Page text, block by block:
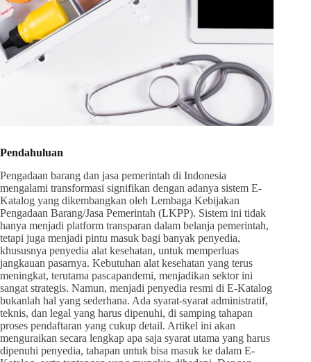
Pendahuluan
Pengadaan barang dan jasa pemerintah di Indonesia
mengalami transformasi signifikan dengan adanya sistem E-
Katalog yang dikembangkan oleh Lembaga Kebijakan
Pengadaan Barang/Jasa Pemerintah (LKPP). Sistem ini tidak
hanya menjadi platform transparan dalam belanja pemerintah,
tetapi juga menjadi pintu masuk bagi banyak penyedia,
khususnya penyedia alat kesehatan, untuk memperluas
jangkauan pasarnya. Kebutuhan alat kesehatan yang terus
meningkat, terutama pascapandemi, menjadikan sektor ini
sangat strategis. Namun, menjadi penyedia resmi di E-Katalog
bukanlah hal yang sederhana. Ada syarat-syarat administratif,
teknis, dan legal yang harus dipenuhi, di samping tahapan
proses pendaftaran yang cukup detail. Artikel ini akan
menguraikan secara lengkap apa saja syarat utama yang harus
dipenuhi penyedia, tahapan untuk bisa masuk ke dalam E-